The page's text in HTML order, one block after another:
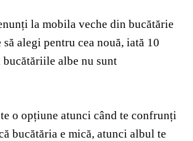
la mobila veche din bucătărie
alegi pentru cea nouă, iată 10
bucătăriile albe nu sunt
o opțiune atunci când te confrunți
bucătăria e mică, atunci albul te